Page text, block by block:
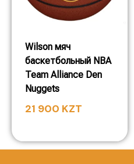
Wilson мяч
баскетбольный NBA
Team Alliance Den
Nuggets
21 900 KZT